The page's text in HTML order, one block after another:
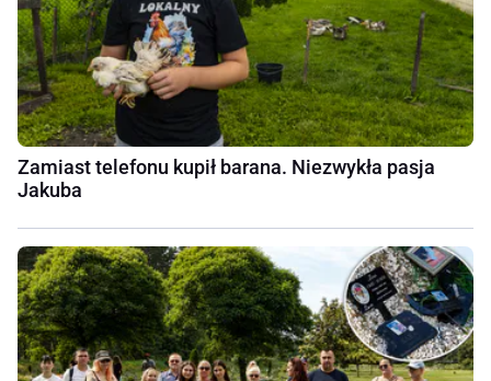
Zamiast telefonu kupił barana. Niezwykła pasja
Jakuba